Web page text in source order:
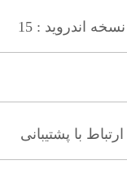
نسخه اندروید : 15
ارتباط با پشتیبانی